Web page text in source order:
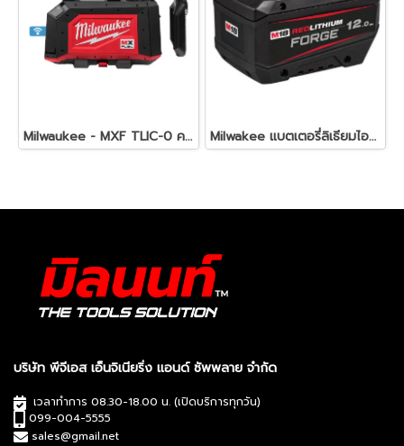
Milwaukee - MXF TLIC-0 คอมแพคทาวเวอร์ไลท์ 15000 ลูเมน Milwakee แบตเตอรี่ลิเธียมไออน FORGE 12.0Ah 18V รุ่น M18FB12
บริษัท พีจีเอส เอ็นจิเนียริ่ง แอนด์ ซัพพลาย จำกัด
เวลาทำการ 08.30-18.00 น. (เปิดบริการทุกวัน)
099-004-5555
sales@gmail.net